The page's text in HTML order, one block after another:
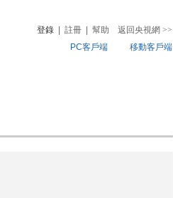
登錄 註冊 幫助 返回央視網 >>
PC客戶端
移動客戶端